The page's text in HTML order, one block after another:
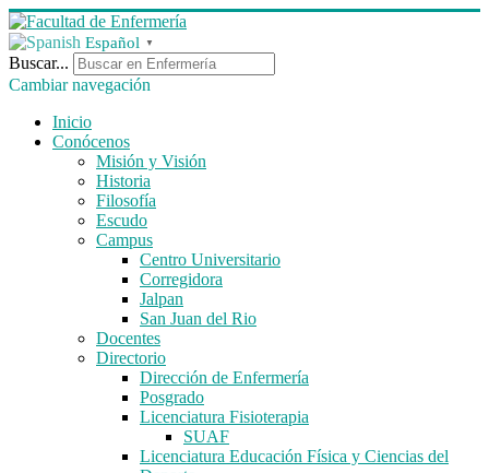
Español ▼
Buscar...
Cambiar navegación
Inicio
Conócenos
Misión y Visión
Historia
Filosofía
Escudo
Campus
Centro Universitario
Corregidora
Jalpan
San Juan del Rio
Docentes
Directorio
Dirección de Enfermería
Posgrado
Licenciatura Fisioterapia
SUAF
Licenciatura Educación Física y Ciencias del